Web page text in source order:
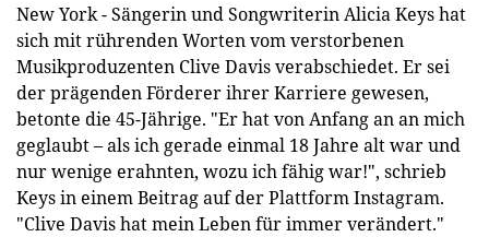
New York - Sängerin und Songwriterin Alicia Keys hat
sich mit rührenden Worten vom verstorbenen
Musikproduzenten Clive Davis verabschiedet. Er sei
der prägenden Förderer ihrer Karriere gewesen,
betonte die 45-Jährige. "Er hat von Anfang an an mich
geglaubt – als ich gerade einmal 18 Jahre alt war und
nur wenige erahnten, wozu ich fähig war!", schrieb
Keys in einem Beitrag auf der Plattform Instagram.
"Clive Davis hat mein Leben für immer verändert."